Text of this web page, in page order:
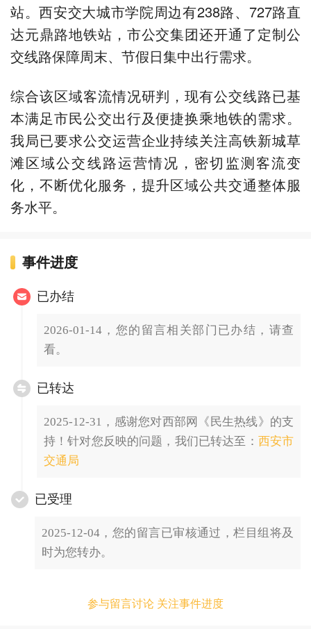
站。西安交大城市学院周边有238路、727路直
达元鼎路地铁站，市公交集团还开通了定制公
交线路保障周末、节假日集中出行需求。
综合该区域客流情况研判，现有公交线路已基
本满足市民公交出行及便捷换乘地铁的需求。
我局已要求公交运营企业持续关注高铁新城草
滩区域公交线路运营情况，密切监测客流变
化，不断优化服务，提升区域公共交通整体服
务水平。
事件进度
已办结
2026-01-14，您的留言相关部门已办结，请查
看。
已转达
2025-12-31，感谢您对西部网《民生热线》的支
持！针对您反映的问题，我们已转达至： 西安市
交通局
已受理
2025-12-04，您的留言已审核通过，栏目组将及
时为您转办。
参与留言讨论 关注事件进度